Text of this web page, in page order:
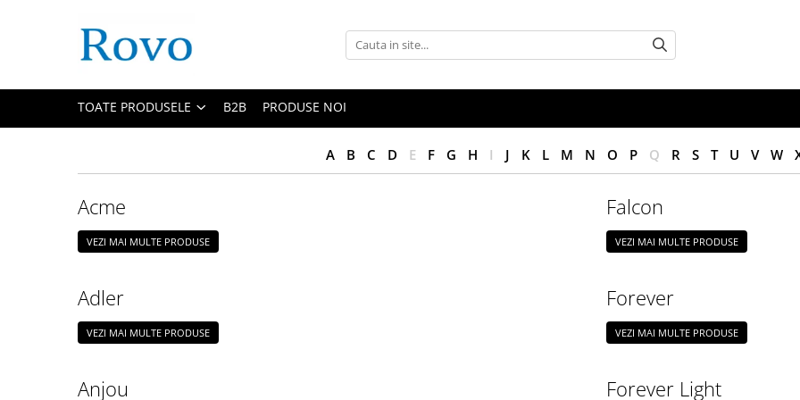
Toate Produsele
Camere Video
Produse Smart
Jucarii Copii
TOATE PRODUSELE B2B PRODUSE NOI
A B C D E F G H I J K L M N O P Q R S T U V W
Acme
VEZI MAI MULTE PRODUSE
Adler
VEZI MAI MULTE PRODUSE
Anjou
Falcon
VEZI MAI MULTE PRODUSE
Forever
VEZI MAI MULTE PRODUSE
Forever Light